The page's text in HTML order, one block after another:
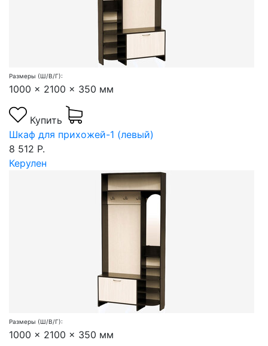
Размеры (Ш/В/Г):
1000 x 2100 x 350 мм
Купить
Шкаф для прихожей-1 (левый)
8 512 Р.
Керулен
Размеры (Ш/В/Г):
1000 x 2100 x 350 мм